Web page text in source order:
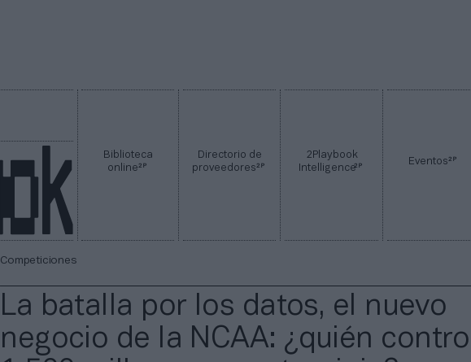
Biblioteca
online2P
Directorio de
proveedores2P
2Playbook
Intelligence2P Eventos2P
Competiciones
La batalla por los datos, el nuevo
negocio de la NCAA: ¿quién